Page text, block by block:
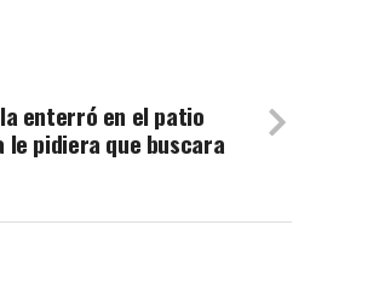
enterró en el patio
le pidiera que buscara